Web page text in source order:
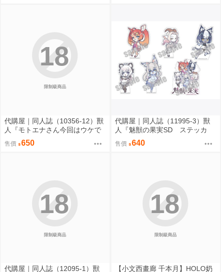
限制級商品
18
代購屋｜同人誌（10356-12）獸
人『モトエナさん今回はウケで
お願いします！！』まだら模様
まんだら亭
售價 650
代購屋｜同人誌（11995-3）獸
人『魅獣の果実SD ステッカ
ー』KEYAKI Hobby rig-pa2026
KEYAKI Hobby
售價 640
限制級商品
18
代購屋｜同人誌（12095-1）獸
限制級商品
18
【小文西畫廊 千本月】HOLO奶